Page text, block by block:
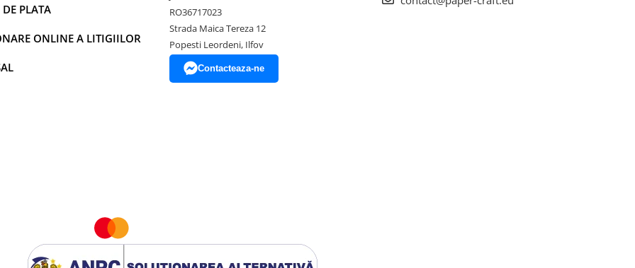
PLATA
ONLINE A LITIGIILOR
RO36717023
Strada Maica Tereza 12
Popesti Leordeni, Ilfov
Contacteaza-ne